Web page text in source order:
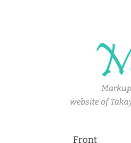
website of
Front